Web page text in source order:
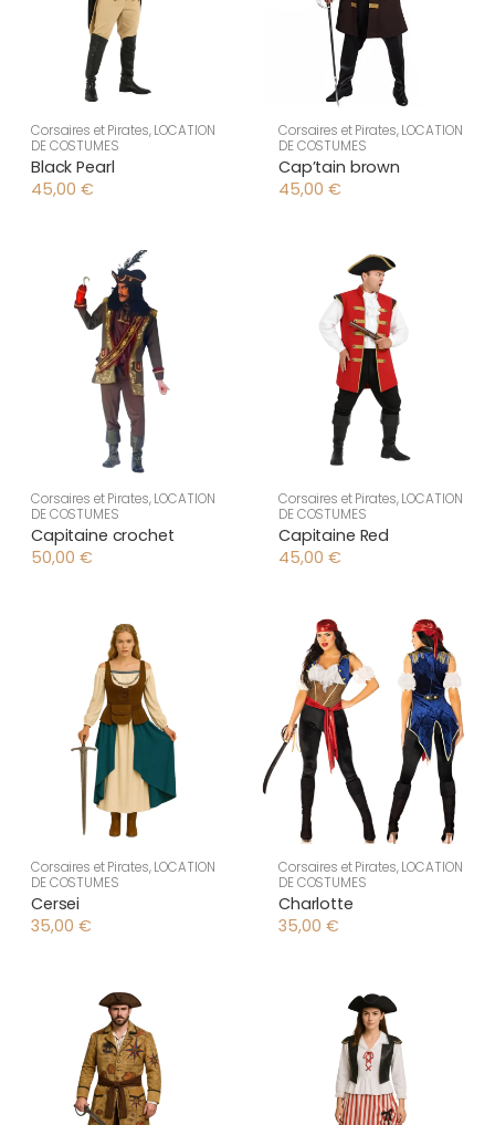
Corsaires et Pirates,LOCATION
DE COSTUMES
Black Pearl
45,00 €
Corsaires et Pirates,LOCATION
DE COSTUMES
Cap’tain brown
45,00 €
Corsaires et Pirates,LOCATION
DE COSTUMES
Capitaine crochet
50,00 €
Corsaires et Pirates,LOCATION
DE COSTUMES
Capitaine Red
45,00 €
Corsaires et Pirates,LOCATION
DE COSTUMES
Cersei
35,00 €
Corsaires et Pirates,LOCATION
DE COSTUMES
Charlotte
35,00 €